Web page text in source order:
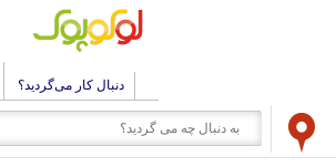
دنبال کار می‌گردید؟